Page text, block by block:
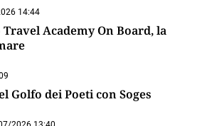
14:44
Academy On Board, la
Golfo dei Poeti con Soges